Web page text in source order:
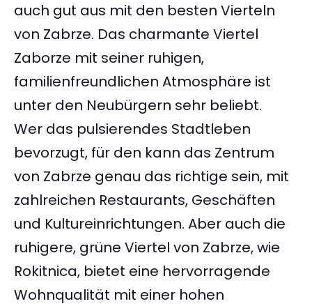
auch gut aus mit den besten Vierteln
von Zabrze. Das charmante Viertel
Zaborze mit seiner ruhigen,
familienfreundlichen Atmosphäre ist
unter den Neubürgern sehr beliebt.
Wer das pulsierendes Stadtleben
bevorzugt, für den kann das Zentrum
von Zabrze genau das richtige sein, mit
zahlreichen Restaurants, Geschäften
und Kultureinrichtungen. Aber auch die
ruhigere, grüne Viertel von Zabrze, wie
Rokitnica, bietet eine hervorragende
Wohnqualität mit einer hohen